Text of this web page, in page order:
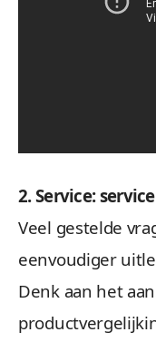
2. Service:
Veel gestelde
eenvoudiger
Denk aan het